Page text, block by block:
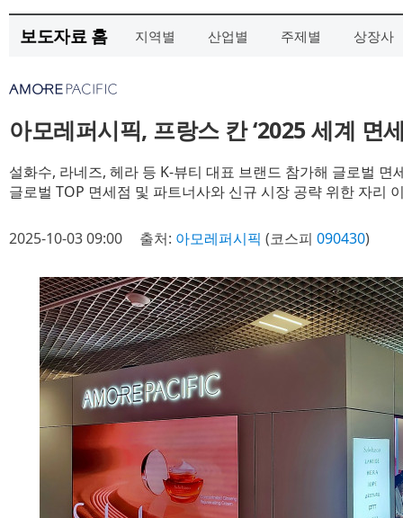
보도자료 홈 지역별 산업별 주제별 상장사
아모레퍼시픽, 프랑스 칸 ‘2025 세계 면
설화수, 라네즈, 헤라 등 K-뷰티 대표 브랜드 참가해 글로벌 면
글로벌 TOP 면세점 및 파트너사와 신규 시장 공략 위한 자리
2025-10-03 09:00 출처: 아모레퍼시픽 (코스피 090430)